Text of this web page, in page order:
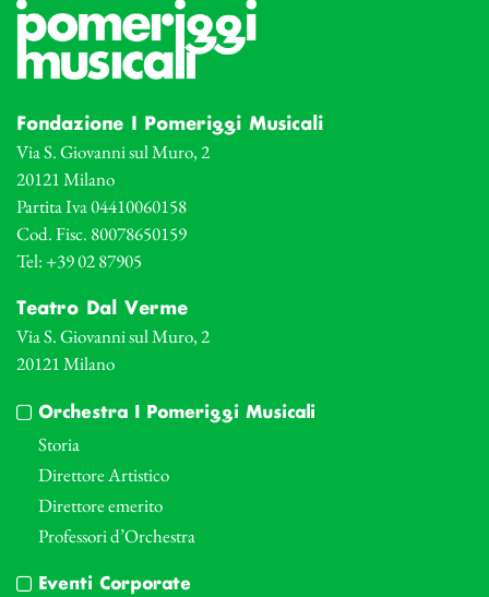
Fondazione I Pomeriggi Musicali
Via S. Giovanni sul Muro, 2
20121 Milano
Partita Iva 04410060158
Cod. Fisc. 80078650159
Tel: +39 02 87905
Teatro Dal Verme
Via S. Giovanni sul Muro, 2
20121 Milano
Orchestra I Pomeriggi Musicali
Storia
Direttore Artistico
Direttore emerito
Professori d’Orchestra
Eventi Corporate